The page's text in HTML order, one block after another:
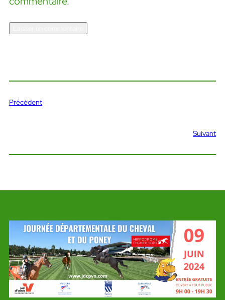
Précédent
Suivant